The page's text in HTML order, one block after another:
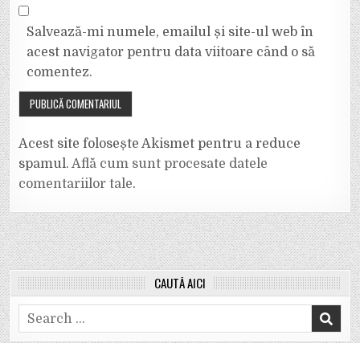
Salvează-mi numele, emailul și site-ul web în
acest navigator pentru data viitoare când o să
comentez.
Acest site folosește Akismet pentru a reduce
spamul.Află cum sunt procesate datele
comentariilor tale.
CAUTĂ AICI
Search
for: